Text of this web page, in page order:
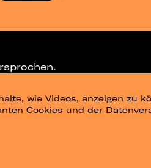
wie Videos, anzeigen zu
Cookies und der
CHANNEL